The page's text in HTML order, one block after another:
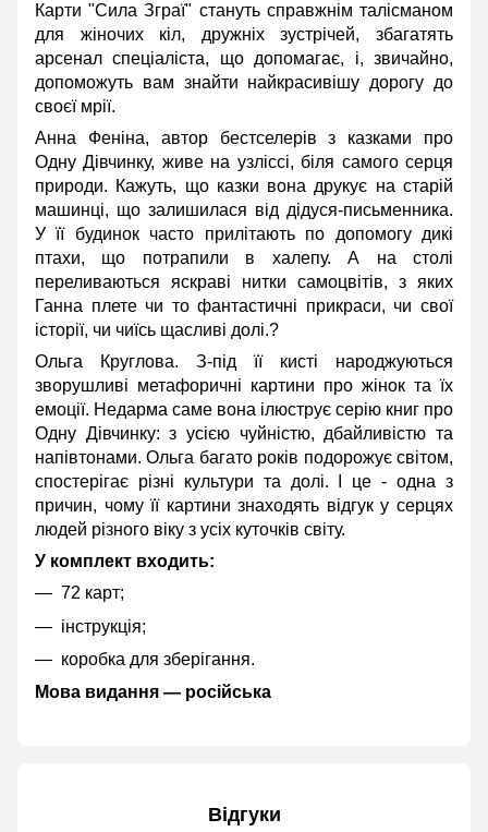
Карти "Сила Зграї" стануть справжнім талісманом
для жіночих кіл, дружніх зустрічей, збагатять
арсенал спеціаліста, що допомагає, і, звичайно,
допоможуть вам знайти найкрасивішу дорогу до
своєї мрії.
Анна Феніна, автор бестселерів з казками про
Одну Дівчинку, живе на узліссі, біля самого серця
природи. Кажуть, що казки вона друкує на старій
машинці, що залишилася від дідуся-письменника.
У її будинок часто прилітають по допомогу дикі
птахи, що потрапили в халепу. А на столі
переливаються яскраві нитки самоцвітів, з яких
Ганна плете чи то фантастичні прикраси, чи свої
історії, чи чиїсь щасливі долі.?
Ольга Круглова. З-під її кисті народжуються
зворушливі метафоричні картини про жінок та їх
емоції. Недарма саме вона ілюструє серію книг про
Одну Дівчинку: з усією чуйністю, дбайливістю та
напівтонами. Ольга багато років подорожує світом,
спостерігає різні культури та долі. І це - одна з
причин, чому її картини знаходять відгук у серцях
людей різного віку з усіх куточків світу.
У комплект входить:
72 карт;
інструкція;
коробка для зберігання.
Мова видання — російська
Відгуки